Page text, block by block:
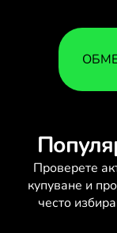
Проверете
купуване и
често